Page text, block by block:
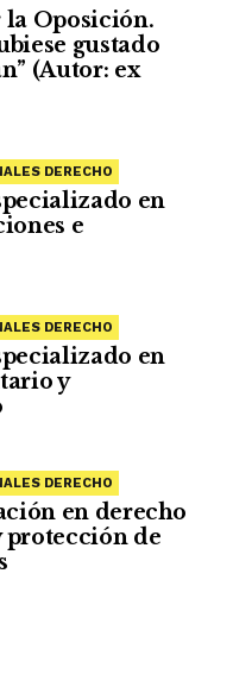
la Oposición.
gustado
(Autor: ex
DERECHO
en
e
DERECHO
en
y
DERECHO
en derecho
protección de